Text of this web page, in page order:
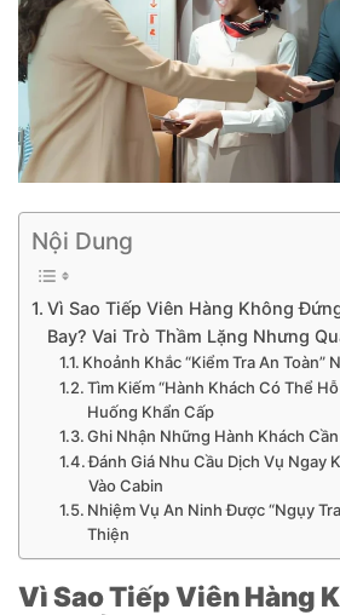
Nội Dung
Vì Sao Tiếp Viên Hàng Không
Bay? Vai Trò Thầm Lặng Nhưng
Khoảnh Khắc “Kiểm Tra An Toàn”
Tìm Kiếm “Hành Khách Có Thể
Huống Khẩn Cấp
Ghi Nhận Những Hành Khách
Đánh Giá Nhu Cầu Dịch Vụ Ngay
Vào Cabin
Nhiệm Vụ An Ninh Được “Ngụy
Thiện
Vì Sao Tiếp Viên Hàng